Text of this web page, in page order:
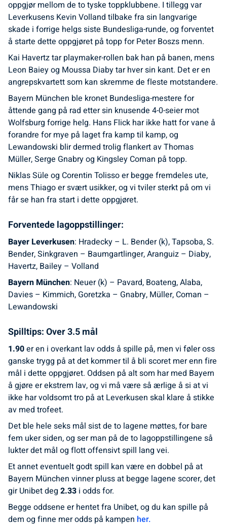
oppgjør mellom de to tyske toppklubbene. I tillegg var
Leverkusens Kevin Volland tilbake fra sin langvarige
skade i forrige helgs siste Bundesliga-runde, og forventet
å starte dette oppgjøret på topp for Peter Boszs menn.
Kai Havertz tar playmaker-rollen bak han på banen, mens
Leon Baiey og Moussa Diaby tar hver sin kant. Det er en
angrepskvartett som kan skremme de fleste motstandere.
Bayern München ble kronet Bundesliga-mestere for
åttende gang på rad etter sin knusende 4-0-seier mot
Wolfsburg forrige helg. Hans Flick har ikke hatt for vane å
forandre for mye på laget fra kamp til kamp, og
Lewandowski blir dermed trolig flankert av Thomas
Müller, Serge Gnabry og Kingsley Coman på topp.
Niklas Süle og Corentin Tolisso er begge fremdeles ute,
mens Thiago er svært usikker, og vi tviler sterkt på om vi
får se han fra start i dette oppgjøret.
Forventede lagoppstillinger:
Bayer Leverkusen: Hradecky – L. Bender (k), Tapsoba, S.
Bender, Sinkgraven – Baumgartlinger, Aranguiz – Diaby,
Havertz, Bailey – Volland
Bayern München: Neuer (k) – Pavard, Boateng, Alaba,
Davies – Kimmich, Goretzka – Gnabry, Müller, Coman –
Lewandowski
Spilltips: Over 3.5 mål
1.90er en i overkant lav odds å spille på, men vi føler oss
ganske trygg på at det kommer til å bli scoret mer enn fire
mål i dette oppgjøret. Oddsen på alt som har med Bayern
å gjøre er ekstrem lav, og vi må være så ærlige å si at vi
ikke har voldsomt tro på at Leverkusen skal klare å stikke
av med trofeet.
Det ble hele seks mål sist de to lagene møttes, for bare
fem uker siden, og ser man på de to lagoppstillingene så
lukter det mål og flott offensivt spill lang vei.
Et annet eventuelt godt spill kan være en dobbel på at
Bayern München vinner pluss at begge lagene scorer, det
gir Unibet deg 2.33 i odds for.
Begge oddsene er hentet fra Unibet, og du kan spille på
dem og finne mer odds på kampen her.